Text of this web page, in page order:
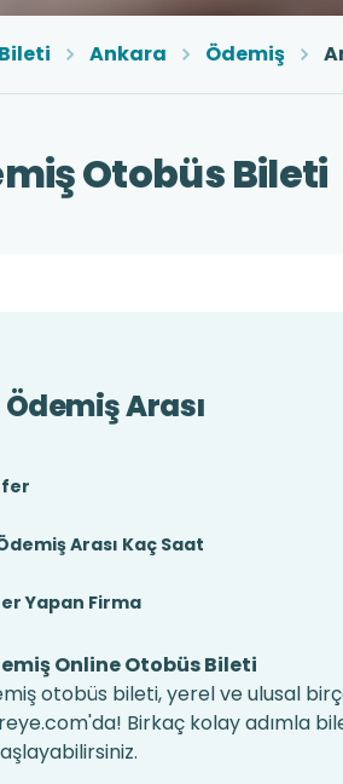
Ankara Ödemiş
Otobüs Bileti
Arası
Arası Kaç Saat
Yapan Firma
Online Otobüs Bileti
otobüs bileti, yerel ve ulusal
Birkaç kolay adımla